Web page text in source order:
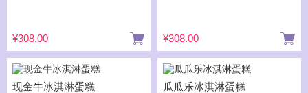
¥308.00 ¥308.00
现金牛冰淇淋蛋糕 瓜瓜乐冰淇淋蛋糕